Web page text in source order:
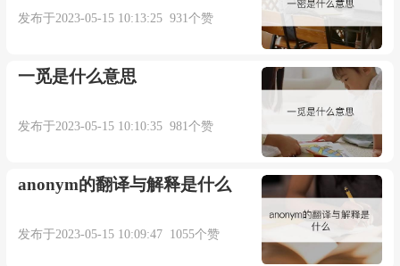
发布于2023-05-15 10:13:25 931个赞
一觅是什么意思
发布于2023-05-15 10:10:35 981个赞
anonym的翻译与解释是什么
发布于2023-05-15 10:09:47 1055个赞